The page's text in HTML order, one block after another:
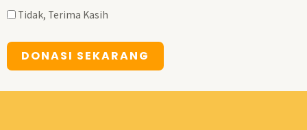
Tidak, Terima Kasih
DONASI SEKARANG